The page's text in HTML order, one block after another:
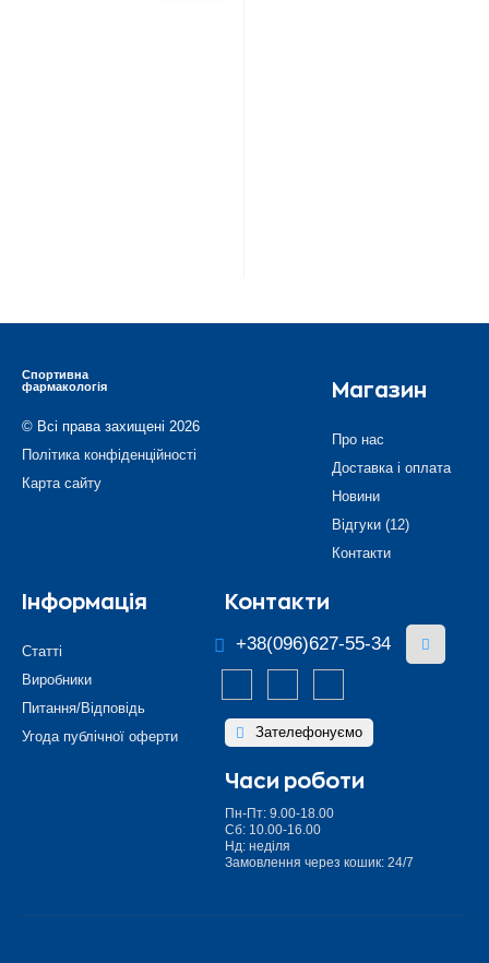
Спортивна
фармакологія
© Всі права захищені 2026
Політика конфіденційності
Карта сайту
Магазин
Про нас
Доставка і оплата
Новини
Відгуки (12)
Контакти
Інформація
Статті
Виробники
Питання/Відповідь
Угода публічної оферти
Контакти
+38(096)627-55-34
Зателефонуємо
Часи роботи
Пн-Пт: 9.00-18.00
Сб: 10.00-16.00
Нд: неділя
Замовлення через кошик: 24/7